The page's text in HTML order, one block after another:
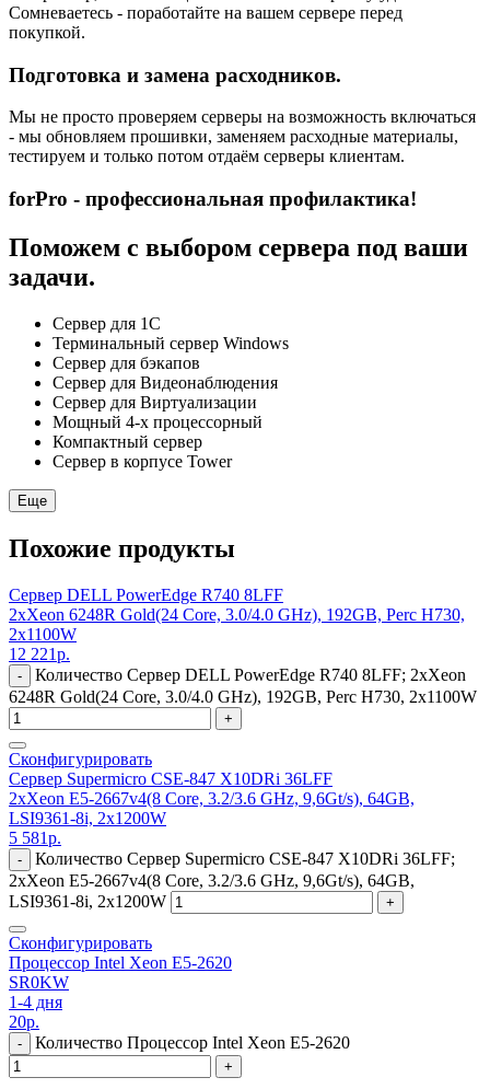
Сомневаетесь - поработайте на вашем сервере перед
покупкой.
Подготовка и замена расходников.
Мы не просто проверяем серверы на возможность включаться
- мы обновляем прошивки, заменяем расходные материалы,
тестируем и только потом отдаём серверы клиентам.
forPro - профессиональная профилактика!
Поможем с выбором сервера под ваши
задачи.
Сервер для 1С
Терминальный сервер Windows
Сервер для бэкапов
Сервер для Видеонаблюдения
Сервер для Виртуализации
Мощный 4-х процессорный
Компактный сервер
Сервер в корпусе Tower
Еще
Похожие продукты
Сервер DELL PowerEdge R740 8LFF
2xXeon 6248R Gold(24 Core, 3.0/4.0 GHz), 192GB, Perc H730,
2x1100W
12 221р.
-
Количество Сервер DELL PowerEdge R740 8LFF; 2xXeon
6248R Gold(24 Core, 3.0/4.0 GHz), 192GB, Perc H730, 2x1100W
+
Сконфигурировать
Сервер Supermicro CSE-847 X10DRi 36LFF
2xXeon E5-2667v4(8 Core, 3.2/3.6 GHz, 9,6Gt/s), 64GB,
LSI9361-8i, 2x1200W
5 581р.
-
Количество Сервер Supermicro CSE-847 X10DRi 36LFF;
2xXeon E5-2667v4(8 Core, 3.2/3.6 GHz, 9,6Gt/s), 64GB,
LSI9361-8i, 2x1200W
+
Сконфигурировать
Процессор Intel Xeon E5-2620
SR0KW
1-4 дня
20р.
- Количество Процессор Intel Xeon E5-2620
+